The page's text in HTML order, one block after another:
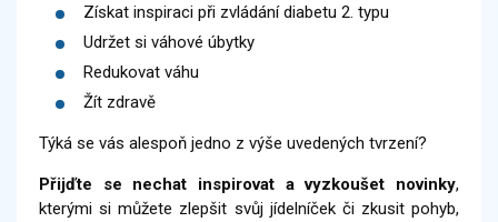
Získat inspiraci při zvládání diabetu 2. typu
Udržet si váhové úbytky
Redukovat váhu
Žít zdravě
Týká se vás alespoň jedno z výše uvedených tvrzení?
Přijďte se nechat inspirovat a vyzkoušet novinky,
kterými si můžete zlepšit svůj jídelníček či zkusit pohyb,